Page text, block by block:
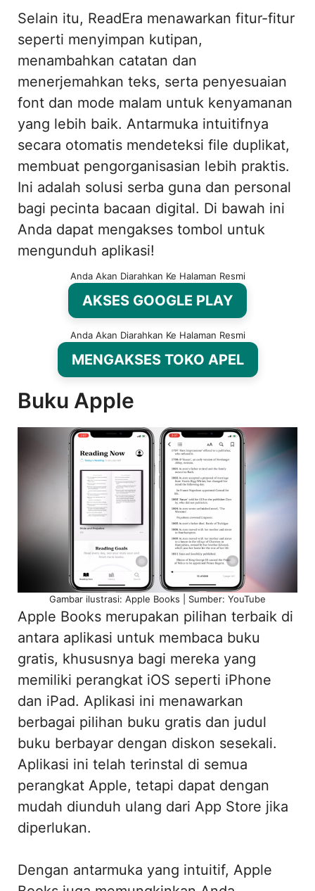
Selain itu, ReadEra menawarkan fitur-fitur
seperti menyimpan kutipan,
menambahkan catatan dan
menerjemahkan teks, serta penyesuaian
font dan mode malam untuk kenyamanan
yang lebih baik. Antarmuka intuitifnya
secara otomatis mendeteksi file duplikat,
membuat pengorganisasian lebih praktis.
Ini adalah solusi serba guna dan personal
bagi pecinta bacaan digital. Di bawah ini
Anda dapat mengakses tombol untuk
mengunduh aplikasi!
Anda Akan Diarahkan Ke Halaman Resmi
AKSES GOOGLE PLAY
Anda Akan Diarahkan Ke Halaman Resmi
MENGAKSES TOKO APEL
Buku Apple
Gambar ilustrasi: Apple Books | Sumber: YouTube
Apple Books merupakan pilihan terbaik di
antara aplikasi untuk membaca buku
gratis, khususnya bagi mereka yang
memiliki perangkat iOS seperti iPhone
dan iPad. Aplikasi ini menawarkan
berbagai pilihan buku gratis dan judul
buku berbayar dengan diskon sesekali.
Aplikasi ini telah terinstal di semua
perangkat Apple, tetapi dapat dengan
mudah diunduh ulang dari App Store jika
diperlukan.
Dengan antarmuka yang intuitif, Apple